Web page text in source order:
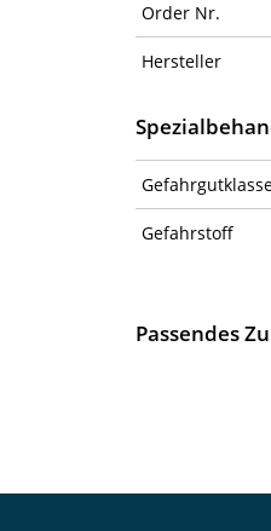
Order Nr.
Hersteller
Gefahrstoff
Passendes